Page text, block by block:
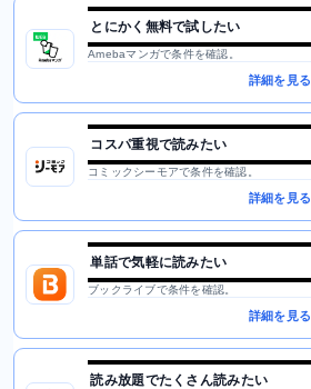
とにかく無料で試したい
Amebaマンガで条件を確認。
詳細を見る
コスパ重視で読みたい
コミックシーモアで条件を確認。
詳細を見る
単話で気軽に読みたい
ブックライブで条件を確認。
詳細を見る
読み放題でたくさん読みたい